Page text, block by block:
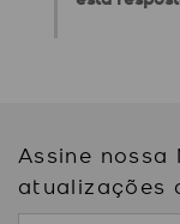
Assine
atualizações